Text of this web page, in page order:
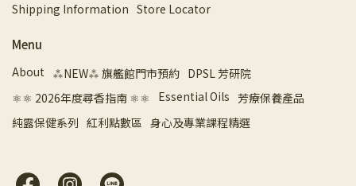
Shipping Information Store Locator
Menu
About ⁂NEW⁂ 旗艦館門市預約 DPSL 芳研院
⚛︎⚛︎ 2026年度尋香指南 ⚛︎⚛︎
Essential Oils 芳療保養產品
純露保健系列 紅利點數區 身心及專業課程精選